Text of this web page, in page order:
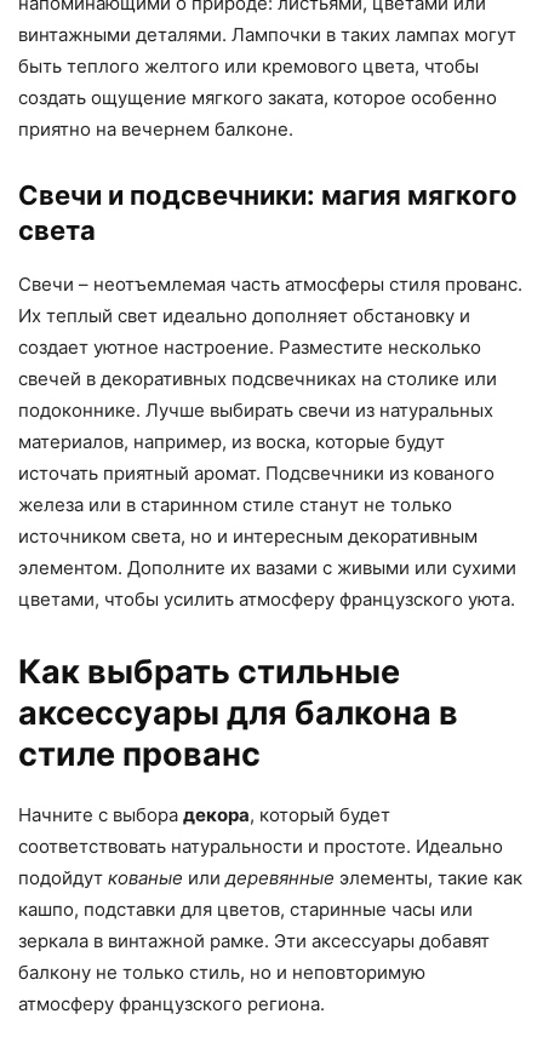
винтажными деталями. Лампочки в таких лампах могут
быть теплого желтого или кремового цвета, чтобы
создать ощущение мягкого заката, которое особенно
приятно на вечернем балконе.
Свечи и подсвечники: магия мягкого
света
Свечи – неотъемлемая часть атмосферы стиля прованс.
Их теплый свет идеально дополняет обстановку и
создает уютное настроение. Разместите несколько
свечей в декоративных подсвечниках на столике или
подоконнике. Лучше выбирать свечи из натуральных
материалов, например, из воска, которые будут
источать приятный аромат. Подсвечники из кованого
железа или в старинном стиле станут не только
источником света, но и интересным декоративным
элементом. Дополните их вазами с живыми или сухими
цветами, чтобы усилить атмосферу французского уюта.
Как выбрать стильные
аксессуары для балкона в
стиле прованс
Начните с выбора декора, который будет
соответствовать натуральности и простоте. Идеально
подойдут кованые илидеревянные элементы, такие как
кашпо, подставки для цветов, старинные часы или
зеркала в винтажной рамке. Эти аксессуары добавят
балкону не только стиль, но и неповторимую
атмосферу французского региона.